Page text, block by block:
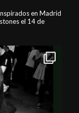
en Madrid
el 14 de